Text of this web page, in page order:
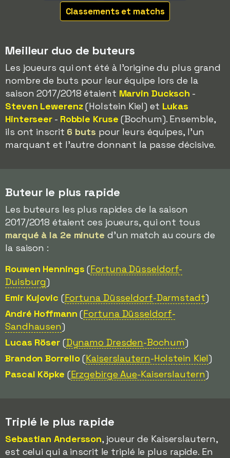
Classements et matchs
Meilleur duo de buteurs
Les joueurs qui ont été à l'origine du plus grand
nombre de buts pour leur équipe lors de la
saison 2017/2018 étaient Marvin Ducksch -
Steven Lewerenz(Holstein Kiel) et Lukas
Hinterseer - Robbie Kruse (Bochum). Ensemble,
ils ont inscrit 6 buts pour leurs équipes, l'un
marquant et l'autre donnant la passe décisive.
Buteur le plus rapide
Les buteurs les plus rapides de la saison
2017/2018 étaient ces joueurs, qui ont tous
marqué à la 2e minute d'un match au cours de
la saison :
Rouwen Hennings (Fortuna Düsseldorf-
Duisburg)
Emir Kujovic (Fortuna Düsseldorf-Darmstadt)
André Hoffmann (Fortuna Düsseldorf-
Sandhausen)
Lucas Röser(Dynamo Dresden-Bochum)
Brandon Borrello(Kaiserslautern-Holstein Kiel)
Pascal Köpke (Erzgebirge Aue-Kaiserslautern)
Triplé le plus rapide
Sebastian Andersson, joueur de Kaiserslautern,
est celui qui a inscrit le triplé le plus rapide. En